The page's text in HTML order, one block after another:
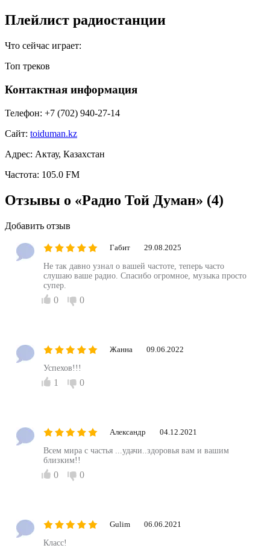
Плейлист радиостанции
Что сейчас играет:
Топ треков
Контактная информация
Телефон: +7 (702) 940-27-14
Сайт: toiduman.kz
Адрес: Актау, Казахстан
Частота: 105.0 FM
Отзывы о «Радио Той Думан» (4)
Добавить отзыв
Габит 29.08.2025
Не так давно узнал о вашей частоте, теперь часто
слушаю ваше радио. Спасибо огромное, музыка просто
супер.
0 0
Жанна 09.06.2022
Успехов!!!
1 0
Александр 04.12.2021
Всем мира с частья ...удачи..здоровья вам и вашим
близким!!
0 0
Gulim 06.06.2021
Класс!